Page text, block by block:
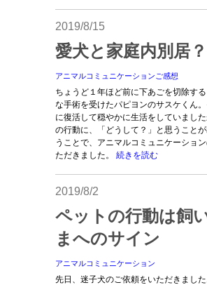
2019/8/15
愛犬と家庭内別居？
アニマルコミュニケーションご感想
ちょうど１年ほど前に下あごを切除す
な手術を受けたパピヨンのサスケくん
に復活して穏やかに生活をしていまし
の行動に、「どうして？」と思うこと
うことで、アニマルコミュニケーショ
ただきました。 続きを読む
2019/8/2
ペットの行動は飼
まへのサイン
アニマルコミュニケーション
先日、迷子犬のご依頼をいただきまし